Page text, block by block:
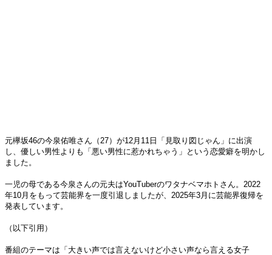
元欅坂46の今泉佑唯さん（27）が12月11日「見取り図じゃん」に出演
し、優しい男性よりも「悪い男性に惹かれちゃう」という恋愛癖を明かし
ました。
一児の母である今泉さんの元夫はYouTuberのワタナベマホトさん。2022
年10月をもって芸能界を一度引退しましたが、2025年3月に芸能界復帰を
発表しています。
（以下引用）
番組のテーマは「大きい声では言えないけど小さい声なら言える女子